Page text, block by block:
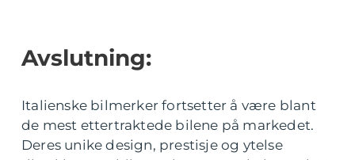
Avslutning:
Italienske bilmerker fortsetter å være blant
de mest ettertraktede bilene på markedet.
Deres unike design, prestisje og ytelse